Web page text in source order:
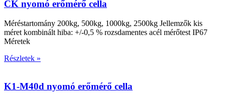
CK nyomó erőmérő cella
Méréstartomány 200kg, 500kg, 1000kg, 2500kg Jellemzők kis
méret kombinált hiba: +/-0,5 % rozsdamentes acél mérőtest IP67
Méretek
Részletek »
K1-M40d nyomó erőmérő cella